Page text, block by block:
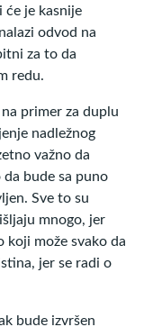
će je kasnije
odvod na
za to da
redu.
primer za duplu
nadležnog
važno da
bude sa puno
Sve to su
mnogo, jer
koji može svako da
jer se radi o
bude izvršen